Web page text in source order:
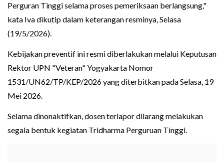
Perguran Tinggi selama proses pemeriksaan berlangsung,"
kata Iva dikutip dalam keterangan resminya, Selasa
(19/5/2026).
Kebijakan preventif ini resmi diberlakukan melalui Keputusan
Rektor UPN "Veteran" Yogyakarta Nomor
1531/UN62/TP/KEP/2026 yang diterbitkan pada Selasa, 19
Mei 2026.
Selama dinonaktifkan, dosen terlapor dilarang melakukan
segala bentuk kegiatan Tridharma Perguruan Tinggi.